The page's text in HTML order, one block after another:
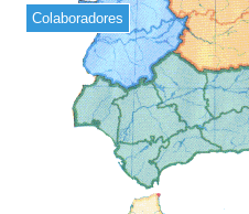
Colaboradores